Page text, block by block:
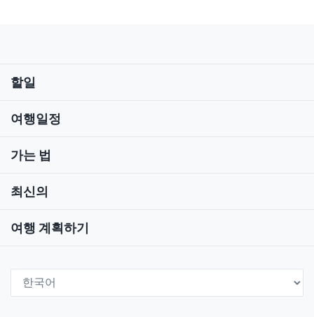
아다타라 고원 스키장
할일
여행일정
가는 법
최신의
여행 계획하기
Select Language